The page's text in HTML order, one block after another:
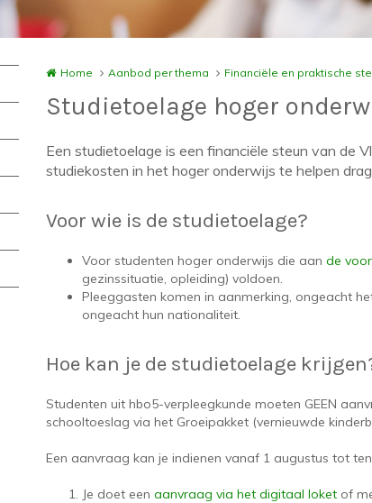
Home Aanbod per thema Financiële en praktische
Studietoelage hoger
Een studietoelage is een financiële steun van de
studiekosten in het hoger onderwijs te helpen
Voor wie is de studietoelage?
Voor studenten hoger onderwijs die aan de
gezinssituatie, opleiding) voldoen.
Pleeggasten komen in aanmerking, ongeacht
ongeacht hun nationaliteit.
Hoe kan je de studietoelage
Studenten uit hbo5-verpleegkunde moeten GEEN
schooltoeslag via het Groeipakket (vernieuwde
Een aanvraag kan je indienen vanaf 1 augustus tot
Je doet een aanvraag via het digitaal loket of